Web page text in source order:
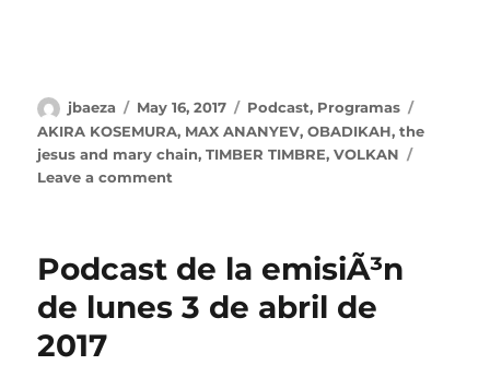
Author
jbaeza
Posted
on
May 16, 2017 Categories
Podcast, Programas
AKIRA KOSEMURA, MAX ANANYEV,OBADIKAH,the
jesus and mary chain,TIMBER TIMBRE,VOLKAN
Leave a comment
emisiÃ³n
lunes
Podcast de la emisiÃ³n
de lunes 3 de abril de
2017